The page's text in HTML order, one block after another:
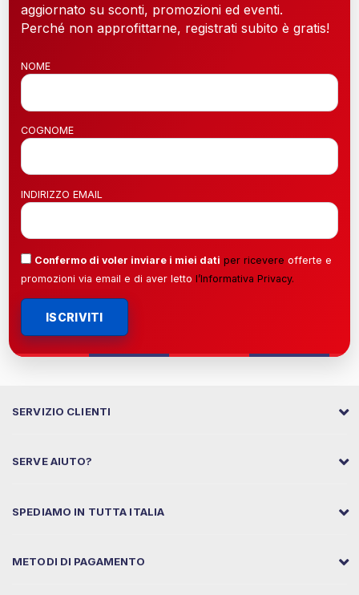
aggiornato su sconti, promozioni ed eventi.
Perché non approfittarne, registrati subito è gratis!
NOME
COGNOME
INDIRIZZO EMAIL
Confermo di voler inviare i miei dati per ricevere offerte e
promozioni via email e di aver letto l’Informativa Privacy.
ISCRIVITI
SERVIZIO CLIENTI
SERVE AIUTO?
SPEDIAMO IN TUTTA ITALIA
METODI DI PAGAMENTO